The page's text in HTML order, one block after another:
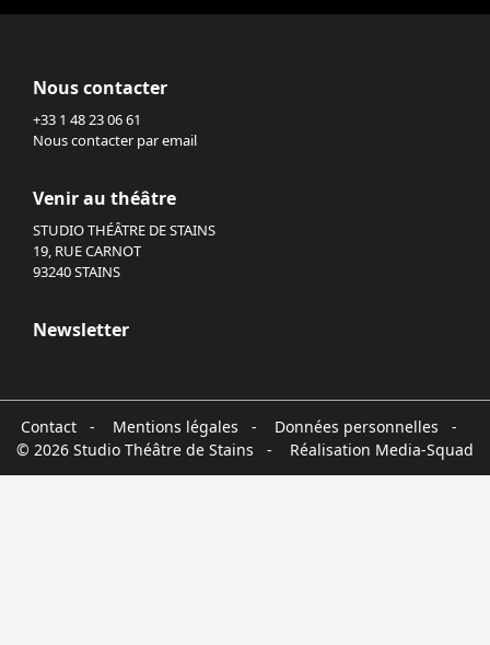
Nous contacter
+33 1 48 23 06 61
Nous contacter par email
Venir au théâtre
STUDIO THÉÂTRE DE STAINS
19, RUE CARNOT
93240 STAINS
Newsletter
Contact- Mentions légales - Données personnelles -
© 2026 Studio Théâtre de Stains - Réalisation Media-Squad